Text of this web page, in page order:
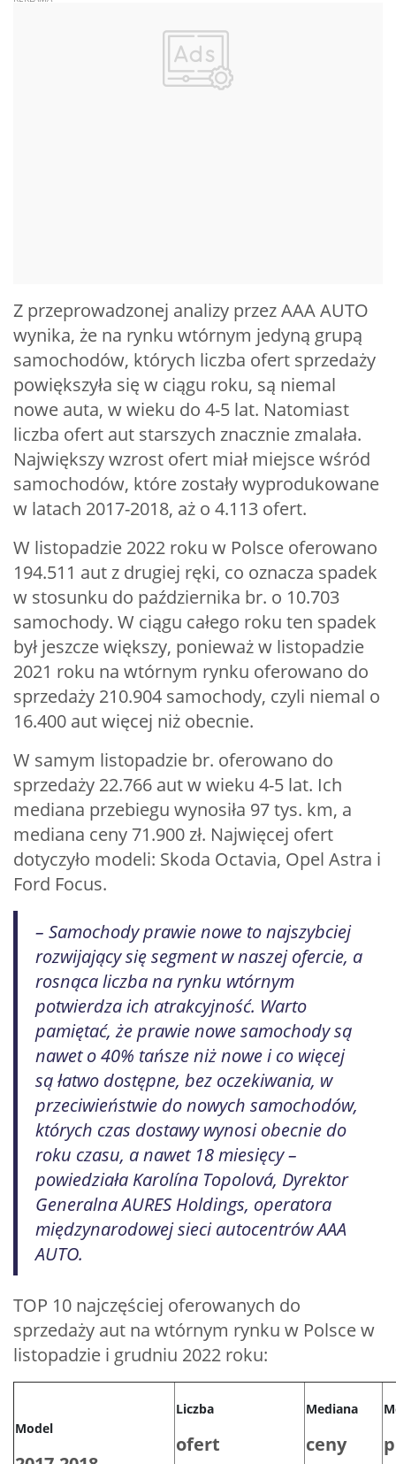
Z przeprowadzonej analizy przez AAA AUTO
wynika, że na rynku wtórnym jedyną grupą
samochodów, których liczba ofert sprzedaży
powiększyła się w ciągu roku, są niemal
nowe auta, w wieku do 4-5 lat. Natomiast
liczba ofert aut starszych znacznie zmalała.
Największy wzrost ofert miał miejsce wśród
samochodów, które zostały wyprodukowane
w latach 2017-2018, aż o 4.113 ofert.
W listopadzie 2022 roku w Polsce oferowano
194.511 aut z drugiej ręki, co oznacza spadek
w stosunku do października br. o 10.703
samochody. W ciągu całego roku ten spadek
był jeszcze większy, ponieważ w listopadzie
2021 roku na wtórnym rynku oferowano do
sprzedaży 210.904 samochody, czyli niemal o
16.400 aut więcej niż obecnie.
W samym listopadzie br. oferowano do
sprzedaży 22.766 aut w wieku 4-5 lat. Ich
mediana przebiegu wynosiła 97 tys. km, a
mediana ceny 71.900 zł. Najwięcej ofert
dotyczyło modeli: Skoda Octavia, Opel Astra i
Ford Focus.
– Samochody prawie nowe to najszybciej
rozwijający się segment w naszej ofercie, a
rosnąca liczba na rynku wtórnym
potwierdza ich atrakcyjność. Warto
pamiętać, że prawie nowe samochody są
nawet o 40% tańsze niż nowe i co więcej
są łatwo dostępne, bez oczekiwania, w
przeciwieństwie do nowych samochodów,
których czas dostawy wynosi obecnie do
roku czasu, a nawet 18 miesięcy –
powiedziała Karolína Topolová, Dyrektor
Generalna AURES Holdings, operatora
międzynarodowej sieci autocentrów AAA
AUTO.
TOP 10 najczęściej oferowanych do
sprzedaży aut na wtórnym rynku w Polsce w
listopadzie i grudniu 2022 roku:
Model
Liczba
ofert
Mediana
ceny